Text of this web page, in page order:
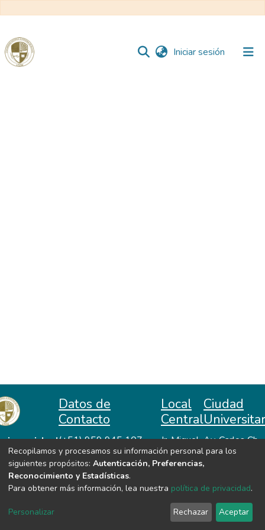
Iniciar sesión (current)
Huanta
Datos de
Contacto
(+51) 959 945 107
repositorio@unah.edu.pe
https://www.unah.edu.pe
Local
Central
Jr. Miguel
Lazón No
370
Huanta -
Ayacucho
Ciudad
Av. Carlos Ch.
Hiraoka
Huanta -
Ayacucho
VER MIS ESTADÍSTICAS
Recopilamos y procesamos su información personal para los
siguientes propósitos: Autenticación, Preferencias,
Reconocimiento y Estadísticas.
Para obtener más información, lea nuestra política de privacidad.
Personalizar Rechazar Aceptar